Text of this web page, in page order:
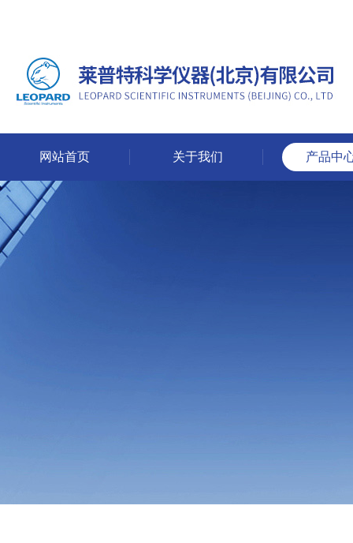
网站首页 关于我们 产品中